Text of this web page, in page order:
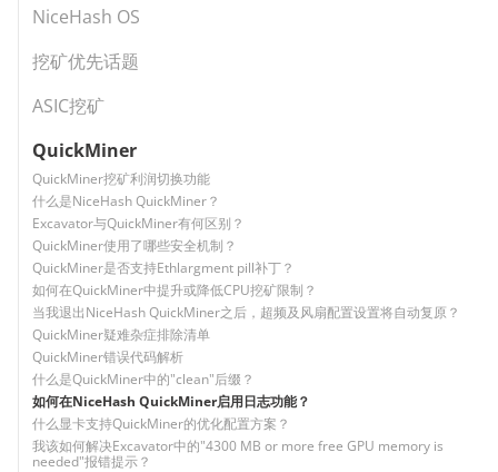
NiceHash OS
挖矿优先话题
ASIC挖矿
QuickMiner
QuickMiner挖矿利润切换功能
什么是NiceHash QuickMiner？
Excavator与QuickMiner有何区别？
QuickMiner使用了哪些安全机制？
QuickMiner是否支持Ethlargment pill补丁？
如何在QuickMiner中提升或降低CPU挖矿限制？
当我退出NiceHash QuickMiner之后，超频及风扇配置设置将自动复原？
QuickMiner疑难杂症排除清单
QuickMiner错误代码解析
什么是QuickMiner中的"clean"后缀？
如何在NiceHash QuickMiner启用日志功能？
什么显卡支持QuickMiner的优化配置方案？
我该如何解决Excavator中的"4300 MB or more free GPU memory is
needed"报错提示？